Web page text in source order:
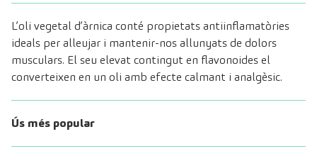
L’oli vegetal d’àrnica conté propietats antiinflamatòries
ideals per alleujar i mantenir-nos allunyats de dolors
musculars. El seu elevat contingut en flavonoides el
converteixen en un oli amb efecte calmant i analgèsic.
Ús més popular